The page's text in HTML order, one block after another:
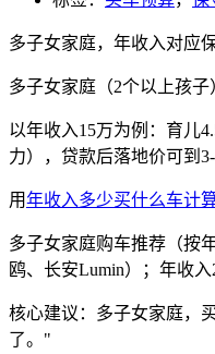
多子女家庭，年收入对应
多子女家庭（2个以上孩
以年收入15万为例：育儿
力），贷款后落地价可到3-
用年收入多少买什么车计
多子女家庭购车推荐（按
鸥、长安Lumin）；年收
核心建议：多子女家庭，
了。"